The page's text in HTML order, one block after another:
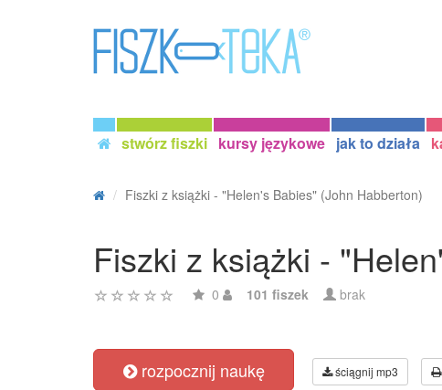
stwórz fiszki kursy językowe jak to działa
Fiszki z książki - "Helen's Babies" (John Habberton)
Fiszki z książki -
0 101 fiszek brak
rozpocznij naukę ściągnij mp3